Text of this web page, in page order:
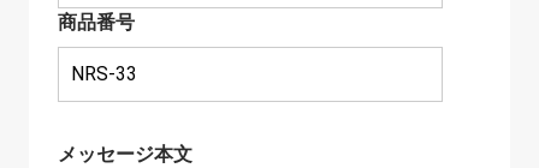
商品番号
メッセージ本文